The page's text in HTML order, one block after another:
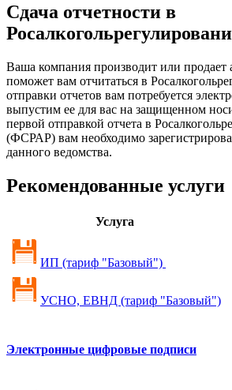
Сдача отчетности в
Ваша компания производит или продает
поможет вам отчитаться в
отправки отчетов вам потребуется
выпустим ее для вас на защищенном
первой отправкой отчета в
(ФСРАР) вам необходимо
данного ведомства.
Рекомендованные услуги
Услуга
ИП (тариф "Базовый") ​
УСНО, ЕВНД (тариф "Базовый")
Электронные цифровые подписи